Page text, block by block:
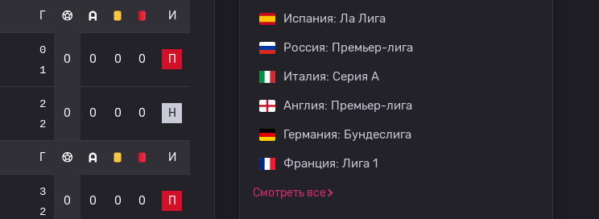
Г И
0
1
0 0 0 0 П
2
2
0 0 0 0 Н
Г И
3
2
0 0 0 0 П
Испания: Ла Лига
Россия: Премьер-лига
Италия: Серия А
Англия: Премьер-лига
Германия: Бундеслига
Франция: Лига 1
Смотреть все